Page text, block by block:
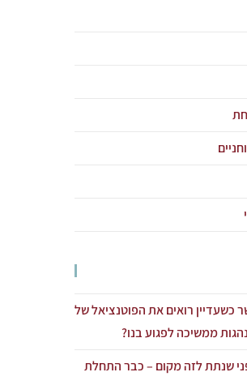
כשעדיין רואים את הפוטנציאל של
ממשיכה לפגוע בנו?
שנתת לזה מקום – כבר התחלת